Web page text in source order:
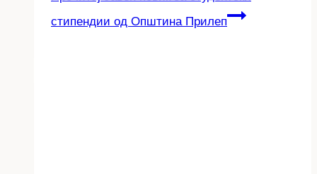
стипендии од Општина Прилеп